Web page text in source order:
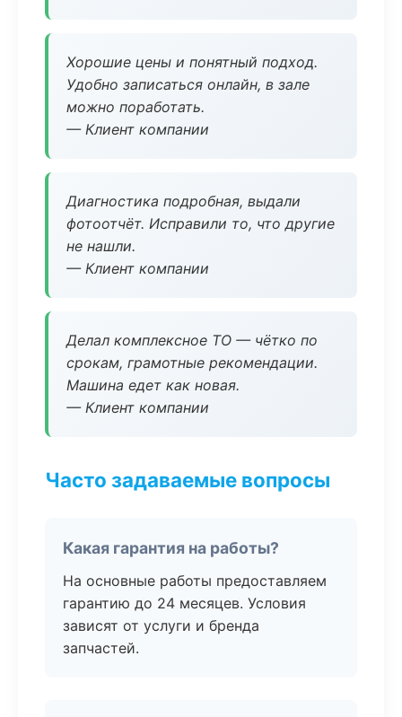
Хорошие цены и понятный подход.
Удобно записаться онлайн, в зале
можно поработать.
— Клиент компании
Диагностика подробная, выдали
фотоотчёт. Исправили то, что другие
не нашли.
— Клиент компании
Делал комплексное ТО — чётко по
срокам, грамотные рекомендации.
Машина едет как новая.
— Клиент компании
Часто задаваемые вопросы
Какая гарантия на работы?
На основные работы предоставляем
гарантию до 24 месяцев. Условия
зависят от услуги и бренда
запчастей.